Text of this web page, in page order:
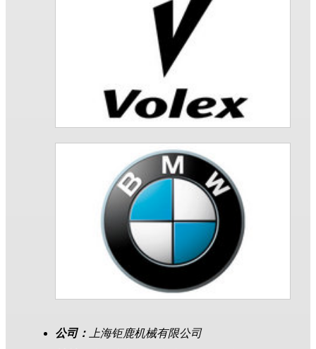
公司：
上海钜鹿机械有限公司